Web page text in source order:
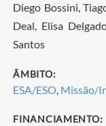
Diego Bossini,
Deal, Elisa
Santos
ÂMBITO:
ESA/ESO Missão/
FINANCIAMENTO: